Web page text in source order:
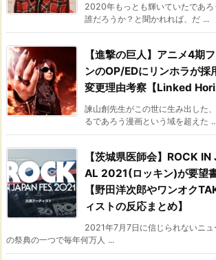
2020年もっとも輝いていたであ
誰だろうか？と聞かれれば、だ ...
【進撃の巨人】アニメ4期
ンのOP/EDにリンホラが採
変更理由考察【Linked
諫山創先生がこの世に生み出した
るであろう漫画という域を超えた ...
【茨城県医師会】ROCK
AL 2021(ロッキン)が要望
【野田洋次郎やワンオク
ィストの反応まとめ】
2021年7月7日に信じられないニ
の祭典の一つで毎年何万人 ...